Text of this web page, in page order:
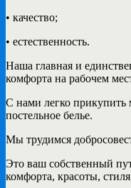
• качество;
• естественность.
Наша главная и
комфорта на рабочем
С нами легко прикупить
постельное белье.
Мы трудимся
Это ваш собственный
комфорта, красоты,